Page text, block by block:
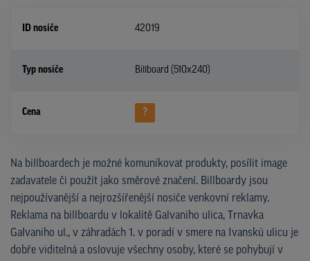
ID nosiče 42019
Typ nosiče Billboard (510x240)
Cena ?
Na billboardech je možné komunikovat produkty, posílit image
zadavatele či použít jako směrové značení. Billboardy jsou
nejpoužívanější a nejrozšířenější nosiče venkovní reklamy.
Reklama na billboardu v lokalitě Galvaniho ulica, Trnavka
Galvaniho ul., v záhradách 1. v poradí v smere na Ivanskú ulicu je
dobře viditelná a oslovuje všechny osoby, které se pohybují v